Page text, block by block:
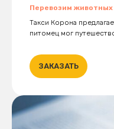
Перевозим животных
Такси Корона
питомец мог
ЗАКАЗАТЬ